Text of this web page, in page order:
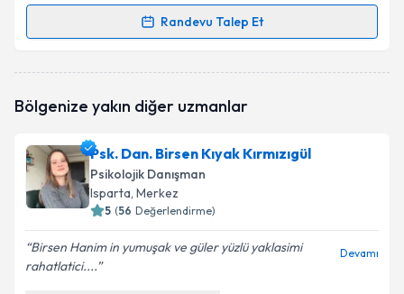
Randevu Talep Et
Randevu Takvimi Talebi
oluşturun. Size bu uzmandan randevu almanız için bir
E-posta Adresiniz
Kişisel verilerimin işlenmesine ilişkinAydınlatma
Metni
Bölgenize yakın diğer uzmanlar
Psk. Dan. Birsen Kıyak Kırmızıgül
Psikolojik Danışman
Isparta, Merkez
5 (56 Değerlendirme)
Birsen Hanim in yumuşak ve güler yüzlü yaklasimi
rahatlatici....
Devamı